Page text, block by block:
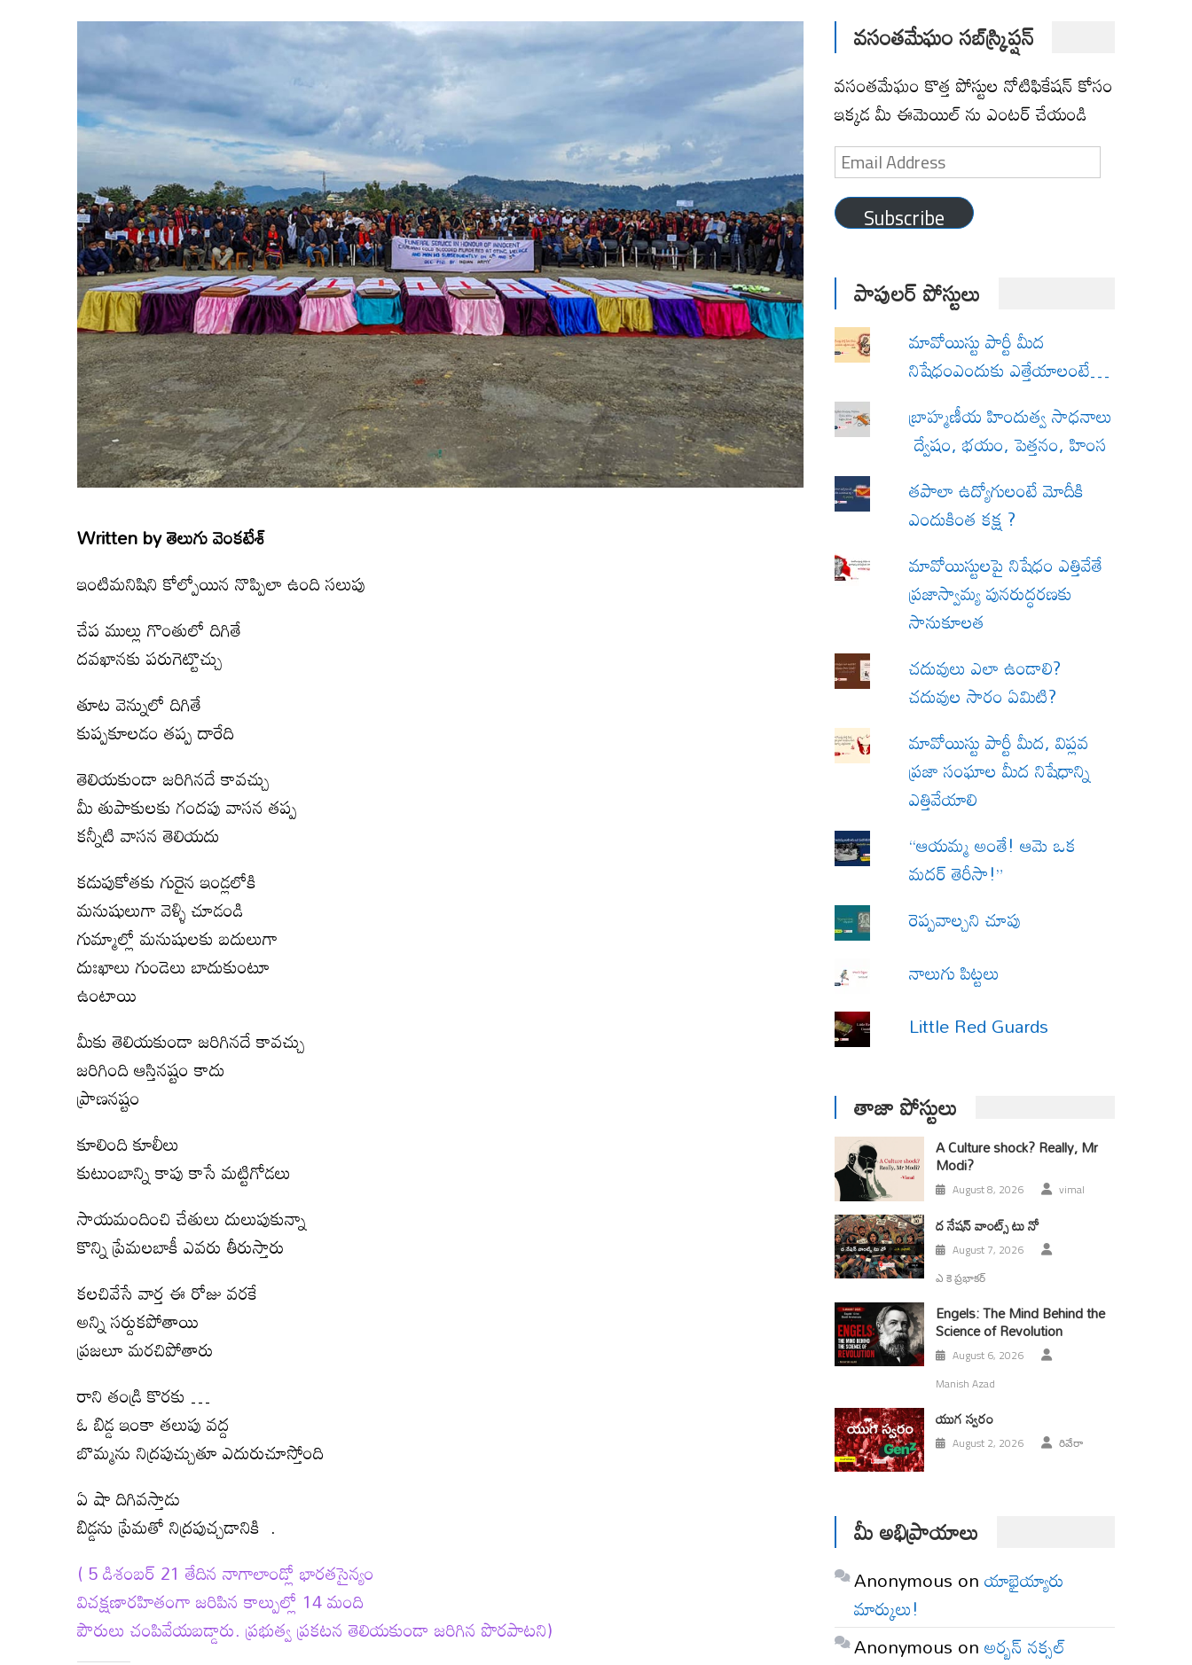
Written byతెలుగు వెంక‌టేశ్‌
ఇంటిమనిషిని కోల్పోయిన నొప్పిలా ఉంది సలుపు
చేప ముల్లు గొంతులో దిగితే
దవఖానకు పరుగెట్టొచ్చు
తూట వెన్నులో దిగితే
కుప్పకూలడం తప్ప దారేది
తెలియకుండా జరిగినదే కావచ్చు
మీ తుపాకులకు గందపు వాసన తప్ప
కన్నీటి వాసన తెలియదు
కడుపుకోతకు గురైన ఇండ్లలోకి
మనుషులుగా వెళ్ళి చూడండి
గుమ్మాల్లో మనుషులకు బదులుగా
దుఃఖాలు గుండెలు బాదుకుంటూ
ఉంటాయి
మీకు తెలియకుండా జరిగినదే కావచ్చు
జరిగింది ఆస్తినష్టం కాదు
ప్రాణనష్టం
కూలింది కూలీలు
కుటుంబాన్ని కాపు కాసే మట్టిగోడలు
సాయమందించి చేతులు దులుపుకున్నా
కొన్ని ప్రేమలబాకీ ఎవరు తీరుస్తారు
కలచివేసే వార్త ఈ రోజు వరకే
అన్ని సర్దుకపోతాయి
ప్రజలూ మరచిపోతారు
రాని తండ్రి కొరకు …
ఓ బిడ్డ ఇంకా తలుపు వద్ద
బొమ్మను నిద్రపుచ్చుతూ ఎదురుచూస్తోంది
ఏ షా దిగివస్తాడు
బిడ్డను ప్రేమతో నిద్రపుచ్చడానికి .
( 5 డిశంబర్ 21 తేదిన నాగాలాండ్లో భారతసైన్యం
విచక్షణారహితంగా జరిపిన కాల్పుల్లో 14 మంది
పౌరులు చంపివేయబడ్డారు. ప్రభుత్వ ప్రకటన తెలియకుండా జరిగిన పొరపాటని)
వసంతమేఘం సబ్‌స్క్రిప్షన్
వసంతమేఘం కొత్త పోస్టుల నోటిఫికేషన్ కోసం
ఇక్కడ మీ ఈమెయిల్ ను ఎంటర్ చేయండి
Email
Address
Subscribe
పాపులర్ పోస్టులు
మావోయిస్టు పార్టీ మీద
నిషేధంఎందుకు ఎత్తేయాలంటే…
బ్రాహ్మణీయ హిందుత్వ సాధనాలు
ద్వేషం, భయం, పెత్తనం, హింస
త‌పాలా ఉద్యోగులంటే మోదీకి
ఎందుకింత కక్ష ?
మావోయిస్టులపై నిషేధం ఎత్తివేతే
ప్రజాస్వామ్య పునరుద్ధరణకు
సానుకూలత
చదువులు ఎలా ఉండాలి?
చదువుల సారం ఏమిటి?
మావోయిస్టు పార్టీ మీద, విప్లవ
ప్రజా సంఘాల మీద నిషేధాన్ని
ఎత్తివేయాలి
“ఆయమ్మ అంతే! ఆమె ఒక
మదర్ తెరీసా!”
రెప్పవాల్చని చూపు
నాలుగు పిట్టలు
Little Red Guards
తాజా పోస్టులు
A Culture shock? Really, Mr
Modi?
August 8, 2026 vimal
ద నేషన్ వాంట్స్ టు నో
August 7, 2026
ఎ కె ప్రభాకర్
Engels: The Mind Behind the
Science of Revolution
August 6, 2026
Manish Azad
యుగ స్వ‌రం
August 2, 2026 రివేరా
మీ అభిప్రాయాలు
Anonymous onయాభైయ్యారు
మార్కులు!
Anonymous onఅర్బన్ నక్సల్